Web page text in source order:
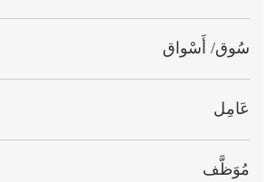
سُوق/ أَسْواق
عَامِل
مُوَظَّف